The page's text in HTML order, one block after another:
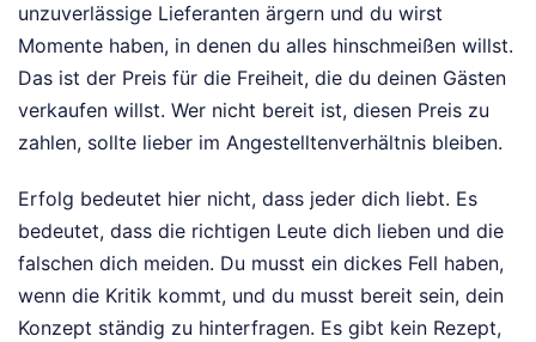
unzuverlässige Lieferanten ärgern und du wirst
Momente haben, in denen du alles hinschmeißen willst.
Das ist der Preis für die Freiheit, die du deinen Gästen
verkaufen willst. Wer nicht bereit ist, diesen Preis zu
zahlen, sollte lieber im Angestelltenverhältnis bleiben.
Erfolg bedeutet hier nicht, dass jeder dich liebt. Es
bedeutet, dass die richtigen Leute dich lieben und die
falschen dich meiden. Du musst ein dickes Fell haben,
wenn die Kritik kommt, und du musst bereit sein, dein
Konzept ständig zu hinterfragen. Es gibt kein Rezept,